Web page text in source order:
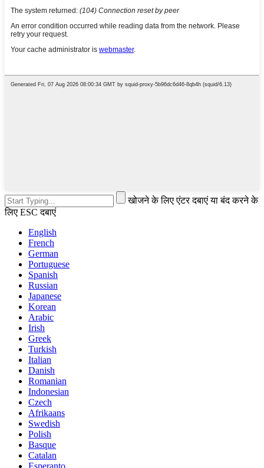
खोजने के लिए एंटर दबाएं या बंद करने के
लिए ESC दबाएं
English
French
German
Portuguese
Spanish
Russian
Japanese
Korean
Arabic
Irish
Greek
Turkish
Italian
Danish
Romanian
Indonesian
Czech
Afrikaans
Swedish
Polish
Basque
Catalan